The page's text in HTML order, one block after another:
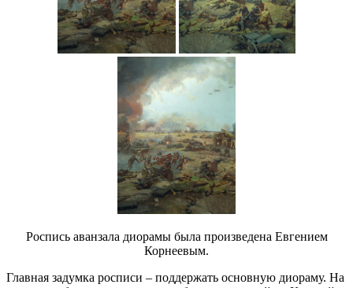
Роспись аванзала диорамы была произведена Евгением
Корнеевым.
Главная задумка росписи – поддержать основную диораму. На